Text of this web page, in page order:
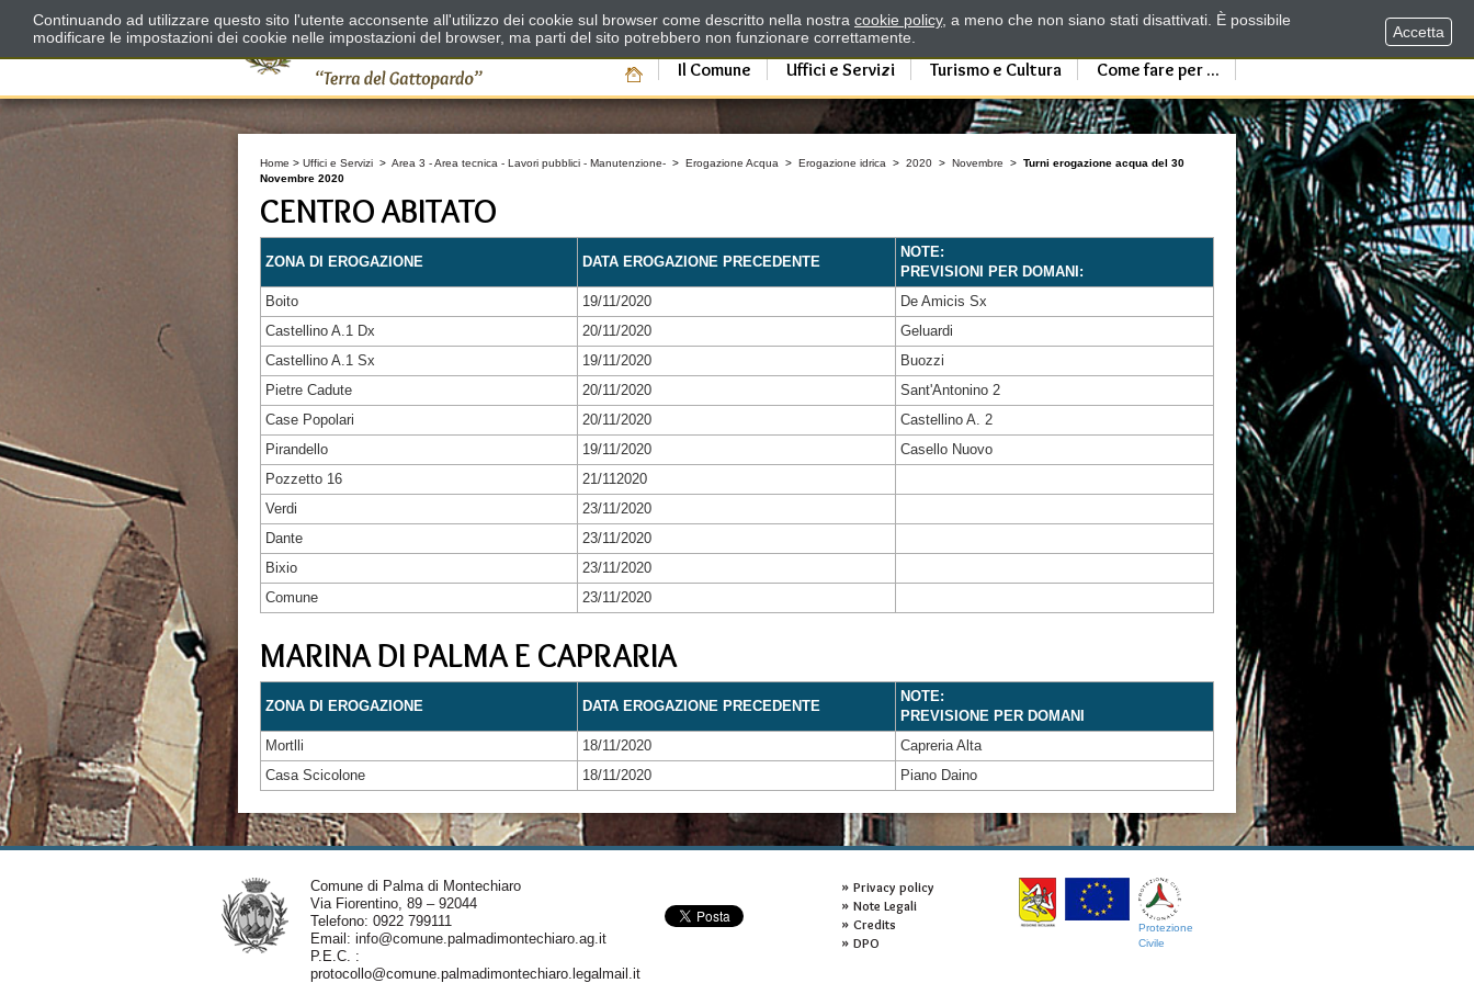
Il Comune Uffici e Servizi Turismo e Cultura Come fare per ...
Home > Uffici e Servizi > Area 3 - Area tecnica - Lavori pubblici - Manutenzione- > Erogazione Acqua > Erogazione idrica > 2020 > Novembre > Turni erogazione acqua del 30
Novembre 2020
CENTRO ABITATO
ZONA DI EROGAZIONE DATA EROGAZIONE PRECEDENTE
NOTE:
PREVISIONI PER DOMANI:
Boito
19/11/2020
De Amicis Sx
Castellino A.1 Dx
20/11/2020
Geluardi
Castellino A.1 Sx
19/11/2020
Buozzi
Pietre Cadute
20/11/2020
Sant'Antonino 2
Case Popolari
20/11/2020
Castellino A. 2
Pirandello
19/11/2020
Casello Nuovo
Pozzetto 16
21/112020
Verdi
23/11/2020
Dante
23/11/2020
Bixio
23/11/2020
Comune
23/11/2020
MARINA DI PALMA E CAPRARIA
ZONA DI EROGAZIONE DATA EROGAZIONE PRECEDENTE
NOTE:
PREVISIONE PER DOMANI
Mortlli
18/11/2020
Capreria Alta
Casa Scicolone
18/11/2020 Piano Daino
Comune di Palma di Montechiaro
Via Fiorentino, 89 – 92044
Telefono: 0922 799111
Email: info@comune.palmadimontechiaro.ag.it
P.E.C. :
protocollo@comune.palmadimontechiaro.legalmail.it
Privacy policy
Note Legali
Credits
DPO
Protezione
Civile
Continuando ad utilizzare questo sito l'utente acconsente all'utilizzo dei cookie sul browser come descritto nella nostra cookie policy, a meno che non siano stati disattivati. È possibile
modificare le impostazioni dei cookie nelle impostazioni del browser, ma parti del sito potrebbero non funzionare correttamente.
Accetta